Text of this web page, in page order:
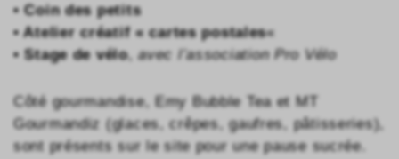
• Coin des petits
• Atelier créatif « cartes postales«
• Stage de vélo,avec l’association Pro Vélo
Côté gourmandise, Emy Bubble Tea et MT
Gourmandiz (glaces, crêpes, gaufres, pâtisseries),
sont présents sur le site pour une pause sucrée.